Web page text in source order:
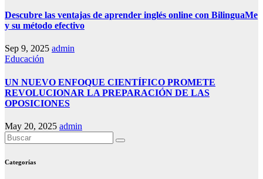
Descubre las ventajas de aprender inglés online con BilinguaMe
y su método efectivo
Sep 9, 2025 admin
Educación
UN NUEVO ENFOQUE CIENTÍFICO PROMETE
REVOLUCIONAR LA PREPARACIÓN DE LAS
OPOSICIONES
May 20, 2025 admin
Categorías